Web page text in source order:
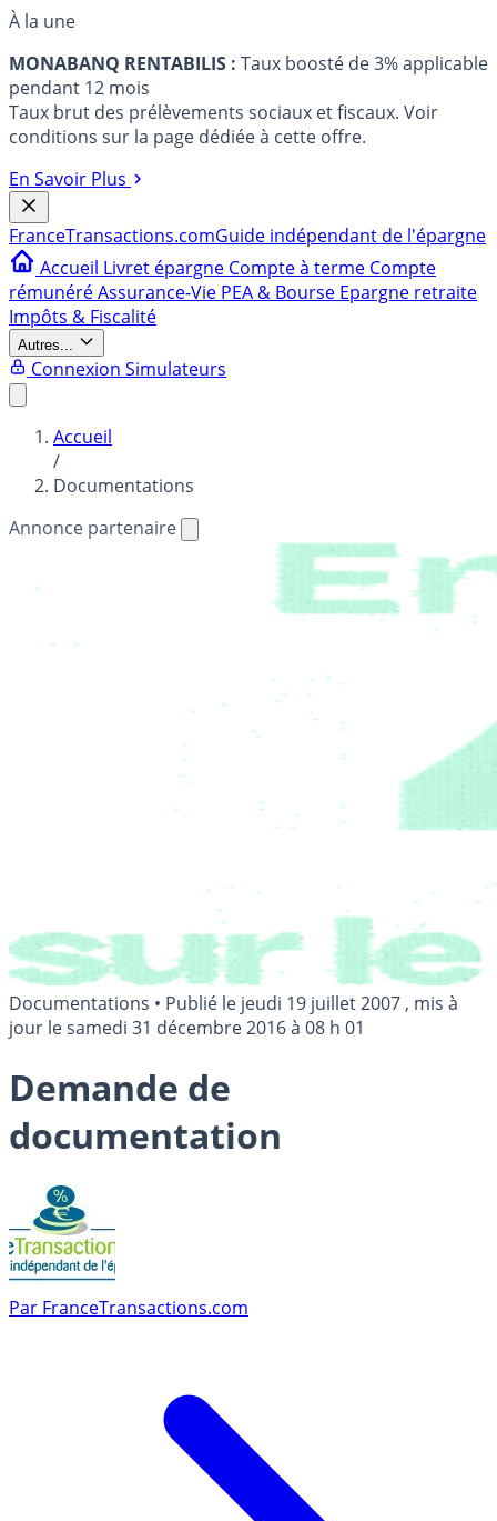
À la une
MONABANQ RENTABILIS : Taux boosté de 3% applicable
pendant 12 mois
Taux brut des prélèvements sociaux et fiscaux. Voir
conditions sur la page dédiée à cette offre.
En Savoir Plus
FranceTransactions.comGuide indépendant de l'épargne
Accueil Livret épargne Compte à terme Compte
rémunéréAssurance-Vie PEA & Bourse Epargne retraite
Impôts & Fiscalité
Autres...
Connexion Simulateurs
Accueil
/
Documentations
Annonce partenaire
Documentations • Publié le jeudi 19 juillet 2007 , mis à
jour lesamedi 31 décembre 2016 à 08 h 01
Demande de
documentation
Par FranceTransactions.com